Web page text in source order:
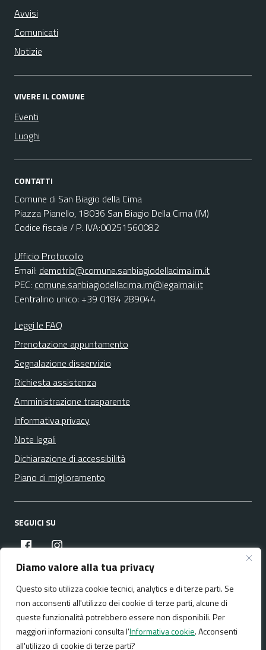
Diamo valore alla tua privacy
Questo sito utilizza cookie tecnici, analytics e di terze parti. Se
non acconsenti all'utilizzo dei cookie di terze parti, alcune di
queste funzionalità potrebbero essere non disponibili. Per
maggiori informazioni consulta l'Informativa cookie. Acconsenti
all'utilizzo di cookie di terze parti?
Avvisi
Comunicati
Notizie
VIVERE IL COMUNE
Eventi
Luoghi
CONTATTI
Comune di San Biagio della Cima
Piazza Pianello, 18036 San Biagio Della Cima (IM)
Codice fiscale / P. IVA:00251560082
Ufficio Protocollo
Email: demotrib@comune.sanbiagiodellacima.im.it
PEC: comune.sanbiagiodellacima.im@legalmail.it
Centralino unico: +39 0184 289044
Leggi le FAQ
Prenotazione appuntamento
Segnalazione disservizio
Richiesta assistenza
Amministrazione trasparente
Informativa privacy
Note legali
Dichiarazione di accessibilità
Piano di miglioramento
SEGUICI SU
facebookinstagram
Media policy Mappa del sito